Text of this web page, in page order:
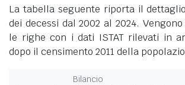
La tabella seguente riporta il
dei decessi dal 2002 al 2024.
le righe con i dati ISTAT rilevati in
dopo il censimento 2011 della
Bilancio